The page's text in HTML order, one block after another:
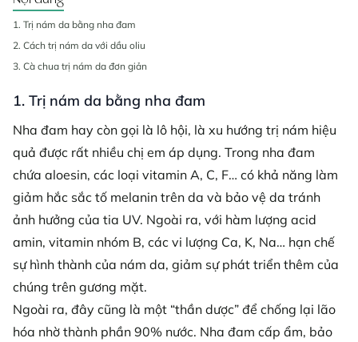
1. Trị nám da bằng nha đam
2. Cách trị nám da với dầu oliu
3. Cà chua trị nám da đơn giản
1. Trị nám da bằng nha đam
Nha đam hay còn gọi là lô hội, là xu hướng trị nám hiệu
quả được rất nhiều chị em áp dụng. Trong nha đam
chứa aloesin, các loại vitamin A, C, F… có khả năng làm
giảm hắc sắc tố melanin trên da và bảo vệ da tránh
ảnh hưởng của tia UV. Ngoài ra, với hàm lượng acid
amin, vitamin nhóm B, các vi lượng Ca, K, Na… hạn chế
sự hình thành của nám da, giảm sự phát triển thêm của
chúng trên gương mặt.
Ngoài ra, đây cũng là một “thần dược” để chống lại lão
hóa nhờ thành phần 90% nước. Nha đam cấp ẩm, bảo